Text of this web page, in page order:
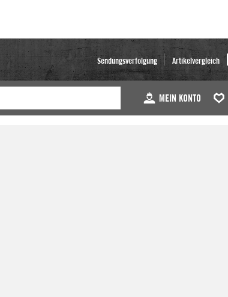
Sendungsverfolgung Artikelvergleich
MEIN KONTO